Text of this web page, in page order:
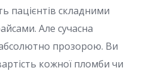
пацієнтів складними
Але сучасна
прозорою. Ви
кожної пломби чи